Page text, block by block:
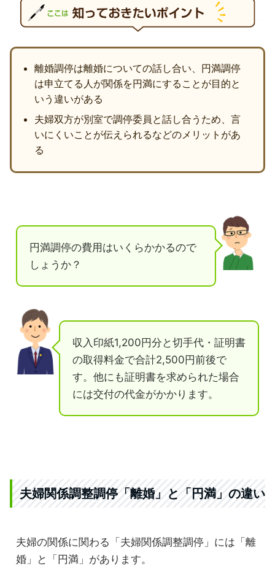
離婚調停は離婚についての話し合い、円満調停
は申立てる人が関係を円満にすることが目的と
いう違いがある
夫婦双方が別室で調停委員と話し合うため、言
いにくいことが伝えられるなどのメリットがあ
る
円満調停の費用はいくらかかるので
しょうか？
収入印紙1,200円分と切手代・証明書
の取得料金で合計2,500円前後で
す。他にも証明書を求められた場合
には交付の代金がかかります。
夫婦関係調整調停「離婚」と「円満」の違い
夫婦の関係に関わる「夫婦関係調整調停」には「離
婚」と「円満」があります。